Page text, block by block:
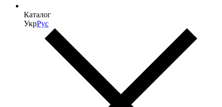
Каталог
УкрРус